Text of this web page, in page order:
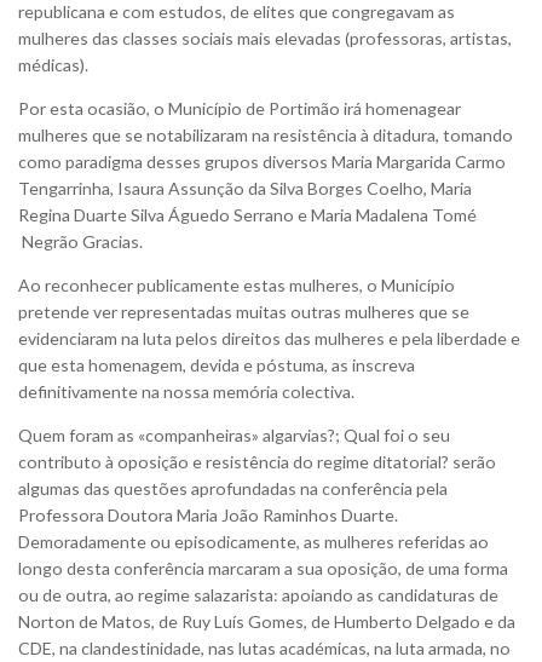
republicana e com estudos, de elites que congregavam as
mulheres das classes sociais mais elevadas (professoras, artistas,
médicas).
Por esta ocasião, o Município de Portimão irá homenagear
mulheres que se notabilizaram na resistência à ditadura, tomando
como paradigma desses grupos diversos Maria Margarida Carmo
Tengarrinha, Isaura Assunção da Silva Borges Coelho, Maria
Regina Duarte Silva Águedo Serrano eMaria Madalena Tomé
Negrão Gracias.
Ao reconhecer publicamente estas mulheres, o Município
pretende ver representadas muitas outras mulheres que se
evidenciaram na luta pelos direitos das mulheres e pela liberdade e
que esta homenagem, devida e póstuma, as inscreva
definitivamente na nossa memória colectiva.
Quem foram as «companheiras» algarvias?; Qual foi o seu
contributo à oposição e resistência do regime ditatorial? serão
algumas das questões aprofundadas na conferência pela
Professora Doutora Maria João Raminhos Duarte.
Demoradamente ou episodicamente, as mulheres referidas ao
longo desta conferência marcaram a sua oposição, de uma forma
ou de outra, ao regime salazarista: apoiando as candidaturas de
Norton de Matos, de Ruy Luís Gomes, de Humberto Delgado e da
CDE, na clandestinidade, nas lutas académicas, na luta armada, no